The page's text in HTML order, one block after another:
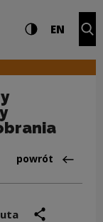
i Wysoki
EN
Powrót
powrót
czas czytania